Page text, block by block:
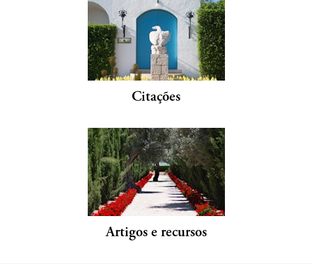
Citações
Artigos e recursos